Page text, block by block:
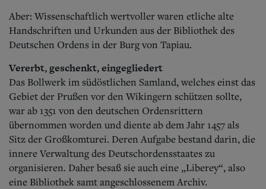
Aber: Wissenschaftlich wertvoller waren etliche alte
Handschriften und Urkunden aus der Bibliothek des
Deutschen Ordens in der Burg von Tapiau.
Vererbt, geschenkt, eingegliedert
Das Bollwerk im südöstlichen Samland, welches einst das
Gebiet der Prußen vor den Wikingern schützen sollte,
war ab 1351 von den deutschen Ordensrittern
übernommen worden und diente ab dem Jahr 1457 als
Sitz der Großkomturei. Deren Aufgabe bestand darin, die
innere Verwaltung des Deutschordensstaates zu
organisieren. Daher besaß sie auch eine „Liberey“, also
eine Bibliothek samt angeschlossenem Archiv.